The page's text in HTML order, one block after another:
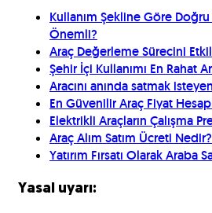
Kullanım Şekline Göre
Önemli?
Araç Değerleme Sürecini
Şehir İçi Kullanımı En Rahat
Aracını anında satmak
En Güvenilir Araç Fiyat
Elektrikli Araçların Çalışma
Araç Alım Satım Ücreti Nedir?
Yatırım Fırsatı Olarak Araba
Yasal uyarı: